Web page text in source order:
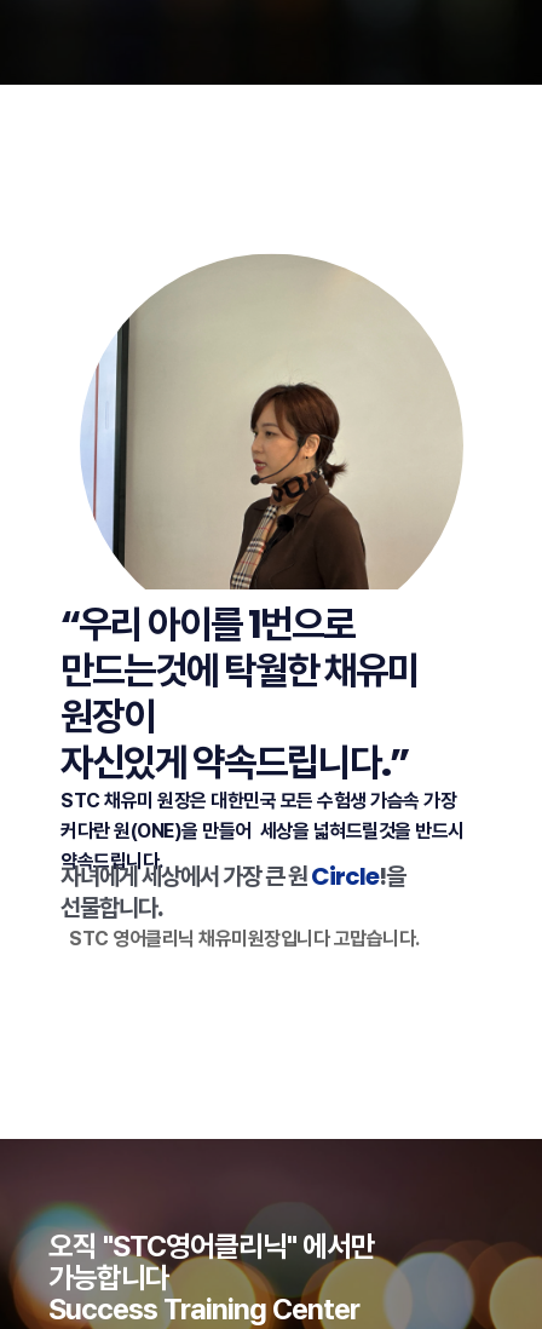
“우리 아이를 1번으로
만드는것에 탁월한 채유미
원장이
자신있게 약속드립니다.”
STC 채유미 원장은 대한민국 모든 수험생 가슴속 가장
커다란 원(ONE)을 만들어 세상을 넓혀드릴것을 반드시
약속드립니다.
자녀에게 세상에서 가장 큰 원Circle!을
선물합니다.
STC 영어클리닉 채유미원장입니다 고맙습니다.
오직 "STC영어클리닉" 에서만
가능합니다
Success Training Center